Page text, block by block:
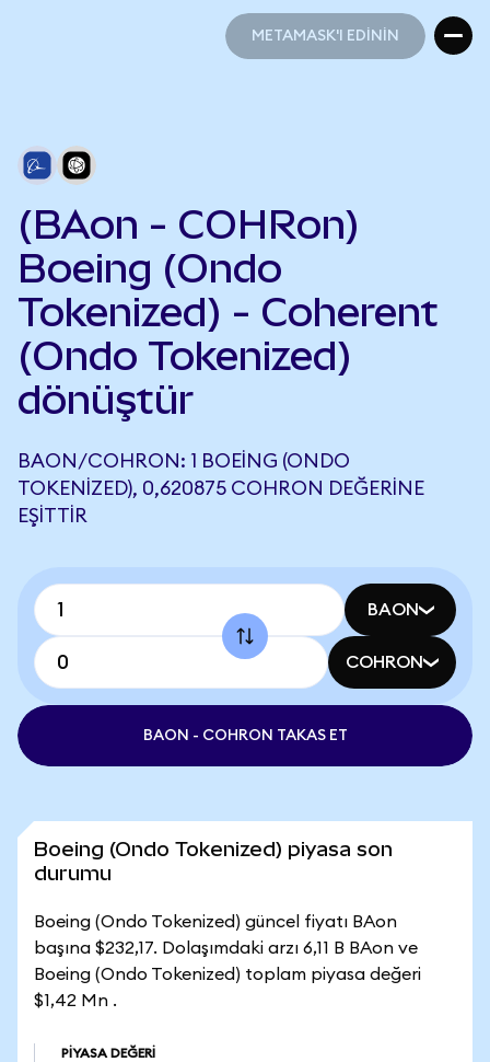
METAMASK'I EDİNİN
(BAon - COHRon)
Boeing (Ondo
Tokenized) - Coherent
(Ondo Tokenized)
dönüştür
BAON/COHRON: 1 BOEING (ONDO
TOKENIZED), 0,620875 COHRON DEĞERINE
EŞITTIR
BAON
COHRON
BAON - COHRON TAKAS ET
Boeing (Ondo Tokenized) piyasa son
durumu
Boeing (Ondo Tokenized) güncel fiyatı BAon
başına $232,17. Dolaşımdaki arzı 6,11 B BAon ve
Boeing (Ondo Tokenized) toplam piyasa değeri
$1,42 Mn .
PIYASA DEĞERI